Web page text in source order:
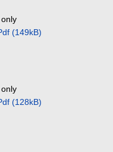
(149kB)
(128kB)